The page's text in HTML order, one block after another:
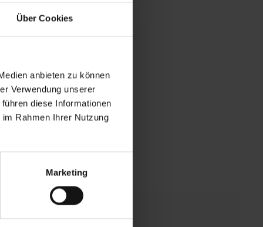
Über Cookies
anbieten zu können
Verwendung unserer
diese Informationen
Rahmen Ihrer Nutzung
Marketing
Hersteller
Seit Januar
jedoch
Pkw
12 Prozent
lag
ebenfalls